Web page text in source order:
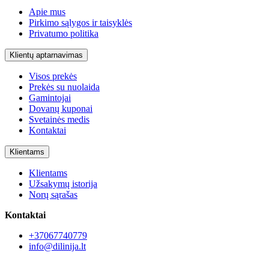
Apie mus
Pirkimo sąlygos ir taisyklės
Privatumo politika
Klientų aptarnavimas
Visos prekės
Prekės su nuolaida
Gamintojai
Dovanų kuponai
Svetainės medis
Kontaktai
Klientams
Klientams
Užsakymų istorija
Norų sąrašas
Kontaktai
+37067740779
info@dilinija.lt